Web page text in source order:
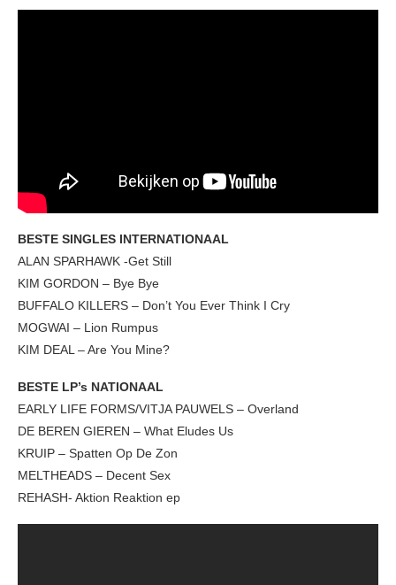
BESTE SINGLES INTERNATIONAAL
ALAN SPARHAWK -Get Still
KIM GORDON – Bye Bye
BUFFALO KILLERS – Don’t You Ever Think I Cry
MOGWAI – Lion Rumpus
KIM DEAL – Are You Mine?
BESTE LP’s NATIONAAL
EARLY LIFE FORMS/VITJA PAUWELS – Overland
DE BEREN GIEREN – What Eludes Us
KRUIP – Spatten Op De Zon
MELTHEADS – Decent Sex
REHASH- Aktion Reaktion ep